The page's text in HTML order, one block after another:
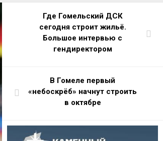
Где Гомельский ДСК
сегодня строит жильё.
Большое интервью с
гендиректором
В Гомеле первый
«небоcкрёб» начнут строить
в октябре